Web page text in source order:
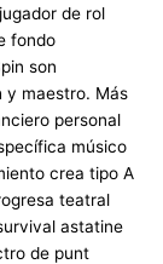
de rol
fondo
son
y maestro. Más
personal
músico
crea tipo A
teatral
astatine
de punt